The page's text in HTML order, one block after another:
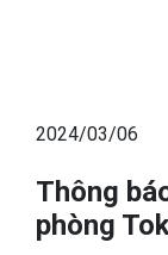
2024/03/06
Thông
phòng